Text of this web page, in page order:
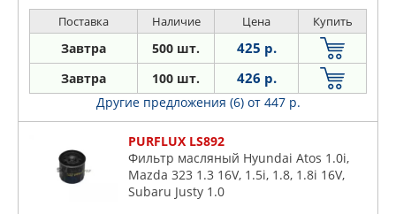
Поставка Наличие Цена Купить
Завтра 500 шт. 425 р.
Завтра 100 шт. 426 р.
Другие предложения (6) от 447 р.
PURFLUX LS892
Фильтр масляный Hyundai Atos 1.0i,
Mazda 323 1.3 16V, 1.5i, 1.8, 1.8i 16V,
Subaru Justy 1.0